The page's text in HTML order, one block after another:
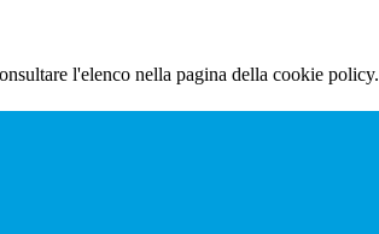
l'elenco nella pagina della cookie policy.